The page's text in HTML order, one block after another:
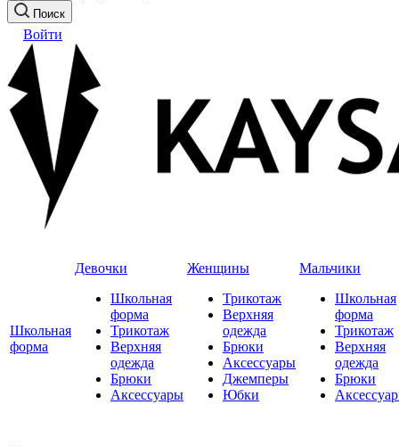
Поиск
Войти
Школьная
форма
Девочки
Школьная
форма
Трикотаж
Верхняя
одежда
Брюки
Аксессуары
Женщины
Трикотаж
Верхняя
одежда
Брюки
Аксессуары
Джемперы
Юбки
Мальчики
Школьная
форма
Трикотаж
Верхняя
одежда
Брюки